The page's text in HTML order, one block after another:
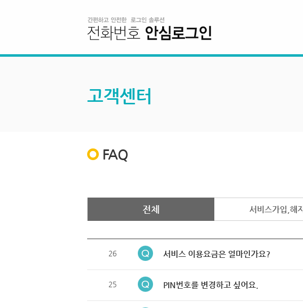
고객센터
FAQ
전체 서비스가입,해지
26 서비스 이용요금은 얼마인가요?
25 PIN번호를 변경하고 싶어요.